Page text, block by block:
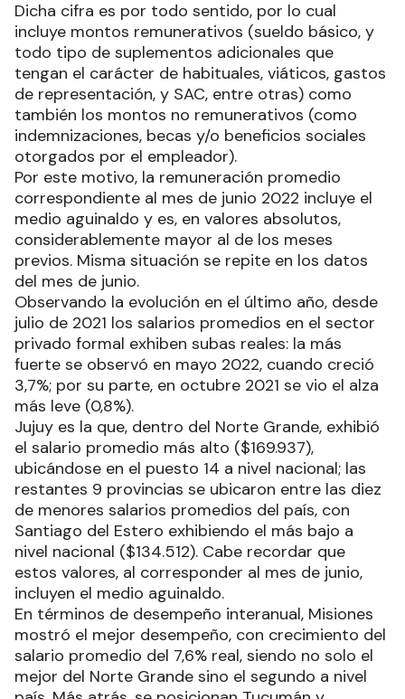
Dicha cifra es por todo sentido, por lo cual
incluye montos remunerativos (sueldo básico, y
todo tipo de suplementos adicionales que
tengan el carácter de habituales, viáticos, gastos
de representación, y SAC, entre otras) como
también los montos no remunerativos (como
indemnizaciones, becas y/o beneficios sociales
otorgados por el empleador).
Por este motivo, la remuneración promedio
correspondiente al mes de junio 2022 incluye el
medio aguinaldo y es, en valores absolutos,
considerablemente mayor al de los meses
previos. Misma situación se repite en los datos
del mes de junio.
Observando la evolución en el último año, desde
julio de 2021 los salarios promedios en el sector
privado formal exhiben subas reales: la más
fuerte se observó en mayo 2022, cuando creció
3,7%; por su parte, en octubre 2021 se vio el alza
más leve (0,8%).
Jujuy es la que, dentro del Norte Grande, exhibió
el salario promedio más alto ($169.937),
ubicándose en el puesto 14 a nivel nacional; las
restantes 9 provincias se ubicaron entre las diez
de menores salarios promedios del país, con
Santiago del Estero exhibiendo el más bajo a
nivel nacional ($134.512). Cabe recordar que
estos valores, al corresponder al mes de junio,
incluyen el medio aguinaldo.
En términos de desempeño interanual, Misiones
mostró el mejor desempeño, con crecimiento del
salario promedio del 7,6% real, siendo no solo el
mejor del Norte Grande sino el segundo a nivel